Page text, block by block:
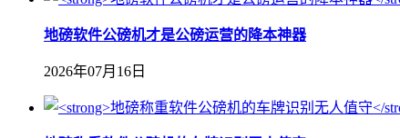
地磅软件公磅机才是公磅运营的降本神器
2026年07月16日